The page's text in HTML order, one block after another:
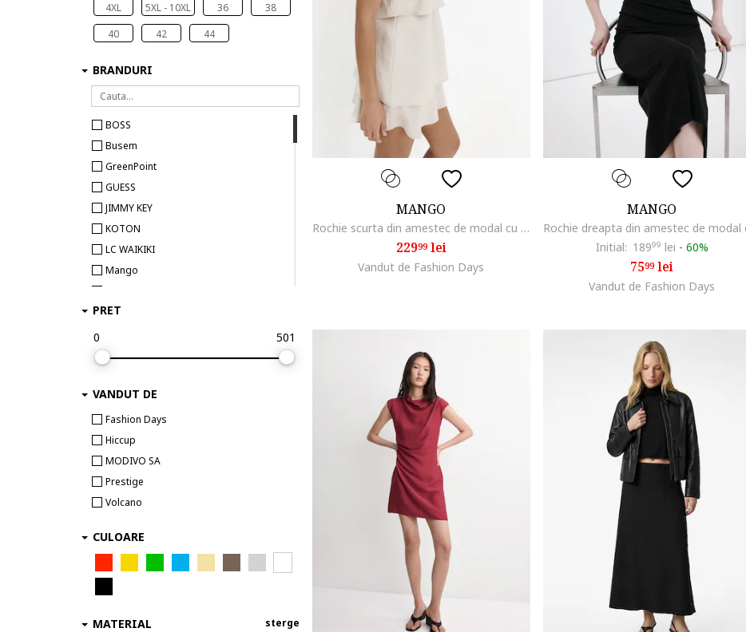
MANGO
Rochie scurta din amestec de modal cu volane, Alb fildes
22999lei
Vandut de Fashion Days
MANGO
Initial: 18999 lei - 60%
7599lei
Vandut de Fashion Days
4XL
5XL - 10XL 36
38
40
42 44
BRANDURI
BOSS
Busem
GreenPoint
GUESS
JIMMY KEY
KOTON
LC WAIKIKI
Mango
Stylove
TWIST
PRET
0
501
VANDUT DE
Fashion Days
Hiccup
MODIVO SA
Prestige
Volcano
CULOARE
MATERIAL sterge